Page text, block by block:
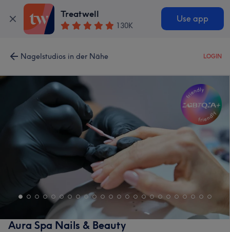
Treatwell
130K
Use app
Nagelstudios in der Nähe LOGIN
Aura Spa Nails & Beauty